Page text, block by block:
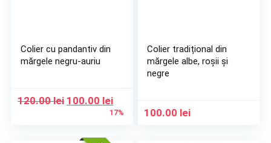
Colier cu pandantiv din
mărgele negru-auriu
120.00lei Prețul
fost:
100.00 leiPrețul
curent
17%
Colier tradițional din
mărgele albe, roșii și
negre
100.00 lei